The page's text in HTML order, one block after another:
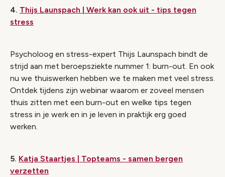
4. Thijs Launspach | Werk kan ook uit - tips tegen
stress
Psycholoog en stress-expert Thijs Launspach bindt de
strijd aan met beroepsziekte nummer 1: burn-out. En ook
nu we thuiswerken hebben we te maken met veel stress.
Ontdek tijdens zijn webinar waarom er zoveel mensen
thuis zitten met een burn-out en welke tips tegen
stress in je werk en in je leven in praktijk erg goed
werken.
5. Katja Staartjes | Topteams - samen bergen
verzetten